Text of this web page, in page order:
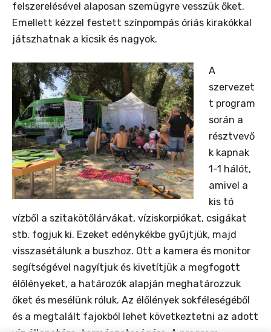
felszerelésével alaposan szemügyre vesszük őket.
Emellett kézzel festett színpompás óriás kirakókkal
játszhatnak a kicsik és nagyok.
A
szervezet
t program
során a
résztvevő
k kapnak
1-1 hálót,
amivel a
kis tó
vízből a szitakötőlárvákat, víziskorpiókat, csigákat
stb. fogjuk ki. Ezeket edénykékbe gyűjtjük, majd
visszasétálunk a buszhoz. Ott a kamera és monitor
segítségével nagyítjuk és kivetítjük a megfogott
élőlényeket, a határozók alapján meghatározzuk
őket és mesélünk róluk. Az élőlények sokféleségéből
és a megtalált fajokból lehet következtetni az adott